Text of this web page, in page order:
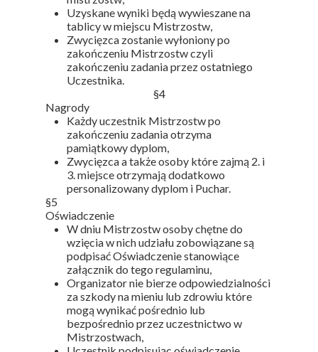
Uzyskane wyniki będą wywieszane na
tablicy w miejscu Mistrzostw,
Zwycięzca zostanie wyłoniony po
zakończeniu Mistrzostw czyli
zakończeniu zadania przez ostatniego
Uczestnika.
§4
Nagrody
Każdy uczestnik Mistrzostw po
zakończeniu zadania otrzyma
pamiątkowy dyplom,
Zwycięzca a także osoby które zajmą 2. i
3. miejsce otrzymają dodatkowo
personalizowany dyplom i Puchar.
§5
Oświadczenie
W dniu Mistrzostw osoby chętne do
wzięcia w nich udziału zobowiązane są
podpisać Oświadczenie stanowiące
załącznik do tego regulaminu,
Organizator nie bierze odpowiedzialności
za szkody na mieniu lub zdrowiu które
mogą wynikać pośrednio lub
bezpośrednio przez uczestnictwo w
Mistrzostwach,